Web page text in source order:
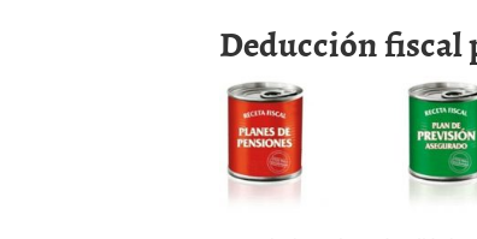
whales
suelen
16
de abril
de 2026
Comparativa
acelera la
Deducción fiscal